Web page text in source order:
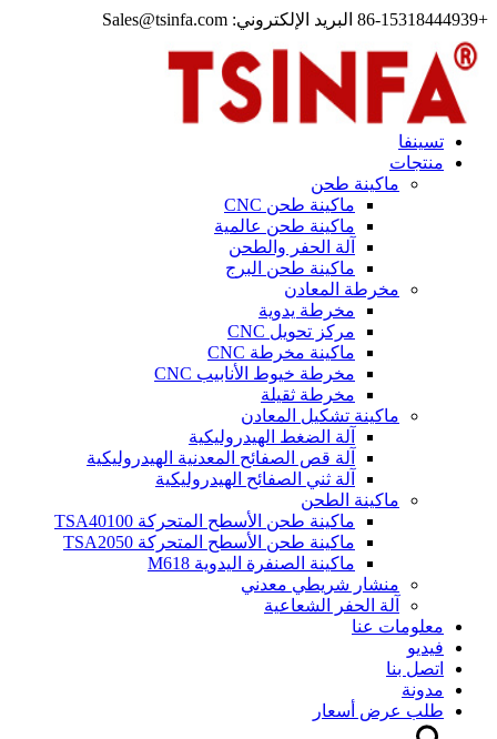
+86-15318444939 البريد الإلكتروني: Sales@tsinfa.com
تسينفا
منتجات
ماكينة طحن
ماكينة طحن CNC
ماكينة طحن عالمية
آلة الحفر والطحن
ماكينة طحن البرج
مخرطة المعادن
مخرطة يدوية
مركز تحويل CNC
ماكينة مخرطة CNC
مخرطة خيوط الأنابيب CNC
مخرطة ثقيلة
ماكينة تشكيل المعادن
آلة الضغط الهيدروليكية
آلة قص الصفائح المعدنية الهيدروليكية
آلة ثني الصفائح الهيدروليكية
ماكينة الطحن
ماكينة طحن الأسطح المتحركة TSA40100
ماكينة طحن الأسطح المتحركة TSA2050
ماكينة الصنفرة اليدوية M618
منشار شريطي معدني
آلة الحفر الشعاعية
معلومات عنا
فيديو
اتصل بنا
مدونة
طلب عرض أسعار